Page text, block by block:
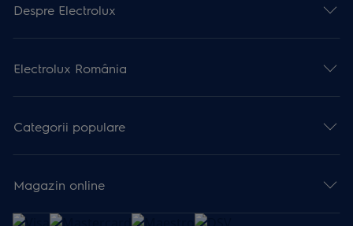
Despre Electrolux
Electrolux România
Categorii populare
Magazin online